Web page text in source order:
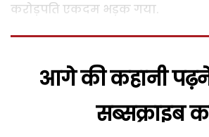
करोड़पति एकदम भड़क गया.
आगे की कहानी
सब्सक्राइब